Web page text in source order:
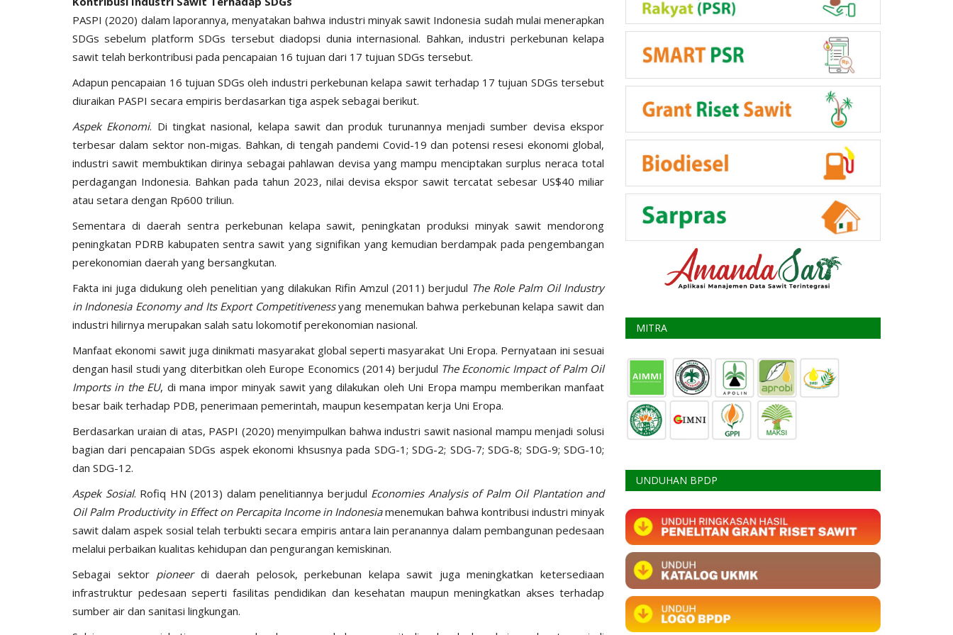
PASPI (2020) dalam laporannya, menyatakan bahwa industri minyak sawit Indonesia sudah mulai menerapkan
SDGs sebelum platform SDGs tersebut diadopsi dunia internasional. Bahkan, industri perkebunan kelapa
sawit telah berkontribusi pada pencapaian 16 tujuan dari 17 tujuan SDGs tersebut.
Adapun pencapaian 16 tujuan SDGs oleh industri perkebunan kelapa sawit terhadap 17 tujuan SDGs tersebut
diuraikan PASPI secara empiris berdasarkan tiga aspek sebagai berikut.
Aspek Ekonomi. Di tingkat nasional, kelapa sawit dan produk turunannya menjadi sumber devisa ekspor
terbesar dalam sektor non-migas. Bahkan, di tengah pandemi Covid-19 dan potensi resesi ekonomi global,
industri sawit membuktikan dirinya sebagai pahlawan devisa yang mampu menciptakan surplus neraca total
perdagangan Indonesia. Bahkan pada tahun 2023, nilai devisa ekspor sawit tercatat sebesar US$40 miliar
atau setara dengan Rp600 triliun.
Sementara di daerah sentra perkebunan kelapa sawit, peningkatan produksi minyak sawit mendorong
peningkatan PDRB kabupaten sentra sawit yang signifikan yang kemudian berdampak pada pengembangan
perekonomian daerah yang bersangkutan.
Fakta ini juga didukung oleh penelitian yang dilakukan Rifin Amzul (2011) berjudul The Role Palm Oil Industry
in Indonesia Economy and Its Export Competitivenessyang menemukan bahwa perkebunan kelapa sawit dan
industri hilirnya merupakan salah satu lokomotif perekonomian nasional.
Manfaat ekonomi sawit juga dinikmati masyarakat global seperti masyarakat Uni Eropa. Pernyataan ini sesuai
dengan hasil studi yang diterbitkan oleh Europe Economics (2014) berjudul The Economic Impact of Palm Oil
Imports in the EU, di mana impor minyak sawit yang dilakukan oleh Uni Eropa mampu memberikan manfaat
besar baik terhadap PDB, penerimaan pemerintah, maupun kesempatan kerja Uni Eropa.
Berdasarkan uraian di atas, PASPI (2020) menyimpulkan bahwa industri sawit nasional mampu menjadi solusi
bagian dari pencapaian SDGs aspek ekonomi khsusnya pada SDG-1; SDG-2; SDG-7; SDG-8; SDG-9; SDG-10;
dan SDG-12.
Aspek Sosial. Rofiq HN (2013) dalam penelitiannya berjudul Economies Analysis of Palm Oil Plantation and
Oil Palm Productivity in Effect on Percapita Income in Indonesiamenemukan bahwa kontribusi industri minyak
sawit dalam aspek sosial telah terbukti secara empiris antara lain peranannya dalam pembangunan pedesaan
melalui perbaikan kualitas kehidupan dan pengurangan kemiskinan.
Sebagai sektor pioneer di daerah pelosok, perkebunan kelapa sawit juga meningkatkan ketersediaan
infrastruktur pedesaan seperti fasilitas pendidikan dan kesehatan maupun meningkatkan akses terhadap
sumber air dan sanitasi lingkungan.
MITRA
UNDUHAN BPDP